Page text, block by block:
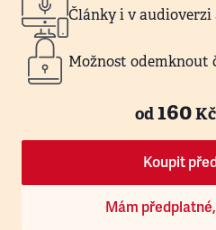
Články i v
Možnost odemknout
od160
Koupit
Mám